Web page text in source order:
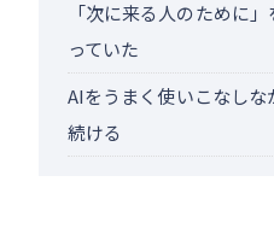
「次に来る人のために
っていた
AIをうまく使いこなし
続ける